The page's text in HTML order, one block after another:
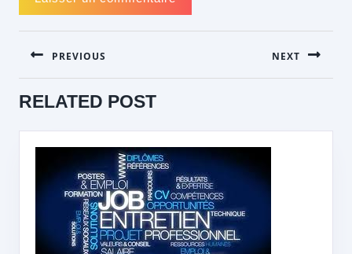
NAVIGATION
DE
L’ARTICLE
PREVIOUS
post:
NEXT
RELATED POST